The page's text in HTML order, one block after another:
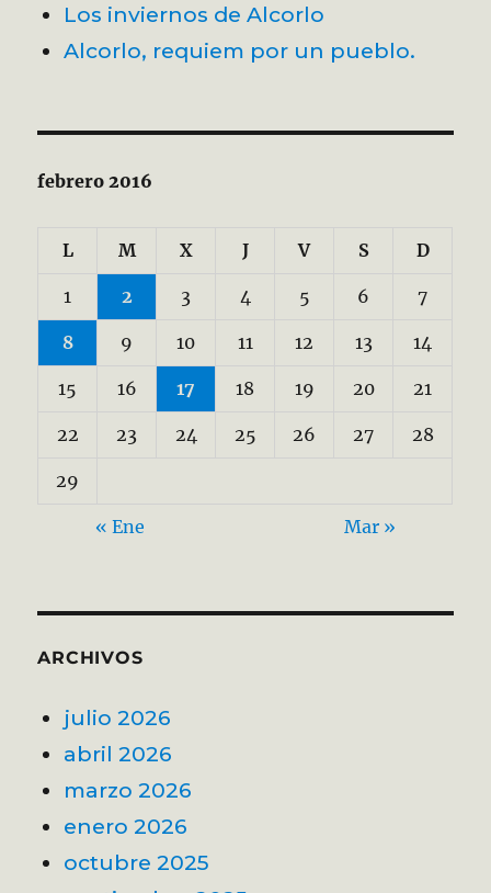
Los inviernos de Alcorlo
Alcorlo, requiem por un pueblo.
febrero 2016
L M X J V S D
1 2 3 4 5 6 7
8 9 10 11 12 13 14
15 16 17 18 19 20 21
22 23 24 25 26 27 28
29
« Ene Mar »
ARCHIVOS
julio 2026
abril 2026
marzo 2026
enero 2026
octubre 2025